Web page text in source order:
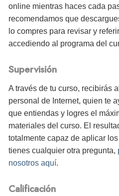
online mientras haces cada
recomendamos que
lo compres para revisar y
accediendo al programa del
Supervisión
A través de tu curso, recibirás
personal de Internet, quien te
que entiendas y logres el
materiales del curso. El
totalmente capaz de aplicar
tienes cualquier otra pregunta,
nosotros aquí.
Calificación